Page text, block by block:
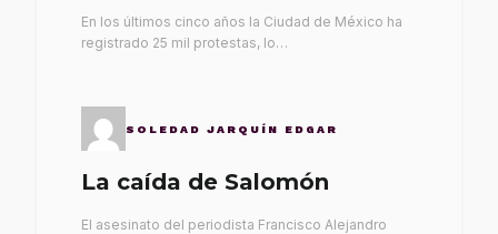
En los últimos cinco años la Ciudad de México ha
registrado 25 mil protestas, lo…
SOLEDAD JARQUÍN EDGAR
La caída de Salomón
El asesinato del periodista Francisco Alejandro